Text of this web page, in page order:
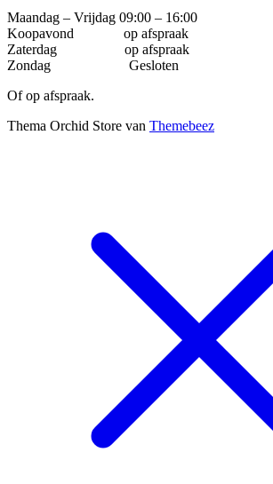
Maandag – Vrijdag 09:00 – 16:00
Koopavond op afspraak
Zaterdag op afspraak
Zondag Gesloten
Of op afspraak.
Thema Orchid Store van Themebeez